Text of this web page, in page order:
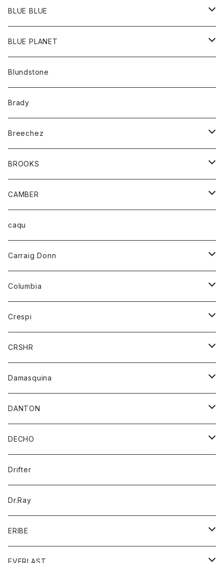
ポーチ
Ｔシャツ
ポトム
パンツ
BLUE BLUE
アウター
カーディガン
コート
アクセサリー
バッグ
ベルト
キッズ
Tシャツ
グッズ
アンダーウェアー
カードホルダー
チーフ
バンダナ
トップス
カーディガン
トレーナー
パーカー
ボトム
オーバーオール
ショートパンツ
レディース
オーバーオール
カーディガン
Tシャツ
パーカー
BLUE PLANET
サングラス
Blundstone
Brady
Breechez
シャツ
BROOKS
グッズ
靴
CAMBER
トップス
ハーフスリーブTシャツ
caqu
Carraig Donn
ニット
Columbia
アウター
ジャケット
Crespi
ジャケット
ワンピース
ブラウス
CRSHR
キャップ
Damasquina
ウォレット
カードケース
バッグ
DANTON
アウター
コート
ジャケット
アクセサリー
バッグ
キッズ
シャツ
Tシャツ
グッズ
帽子
トップス
DECHO
帽子
Drifter
Dr.Ray
ERIBE
ニット
EVERLAST